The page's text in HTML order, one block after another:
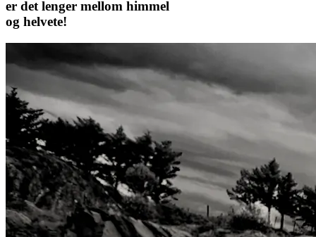
er det lenger mellom himmel
og helvete!